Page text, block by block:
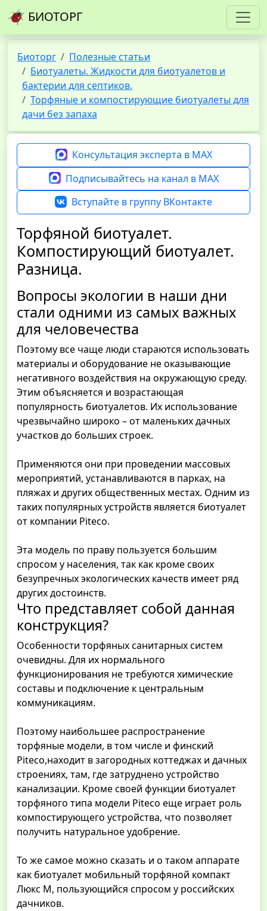
БИОТОРГ
Биоторг
Полезные статьи
Биотуалеты. Жидкости для биотуалетов и
бактерии для септиков.
Торфяные и компостирующие биотуалеты для
дачи без запаха
Консультация эксперта в MAX
Подписывайтесь на канал в MAX
Вступайте в группу ВКонтакте
Торфяной биотуалет.
Компостирующий биотуалет.
Разница.
Вопросы экологии в наши дни
стали одними из самых важных
для человечества
Поэтому все чаще люди стараются использовать
материалы и оборудование не оказывающие
негативного воздействия на окружающую среду.
Этим объясняется и возрастающая
популярность биотуалетов. Их использование
чрезвычайно широко – от маленьких дачных
участков до больших строек.
Применяются они при проведении массовых
мероприятий, устанавливаются в парках, на
пляжах и других общественных местах. Одним из
таких популярных устройств является биотуалет
от компании Piteco.
Эта модель по праву пользуется большим
спросом у населения, так как кроме своих
безупречных экологических качеств имеет ряд
других достоинств.
Что представляет собой данная
конструкция?
Особенности торфяных санитарных систем
очевидны. Для их нормального
функционирования не требуются химические
составы и подключение к центральным
коммуникациям.
Поэтому наибольшее распространение
торфяные модели, в том числе и финский
Piteco,находит в загородных коттеджах и дачных
строениях, там, где затруднено устройство
канализации. Кроме своей функции биотуалет
торфяного типа модели Piteco еще играет роль
компостирующего устройства, что позволяет
получить натуральное удобрение.
То же самое можно сказать и о таком аппарате
как биотуалет мобильный торфяной компакт
Люкс М, пользующийся спросом у российских
дачников.